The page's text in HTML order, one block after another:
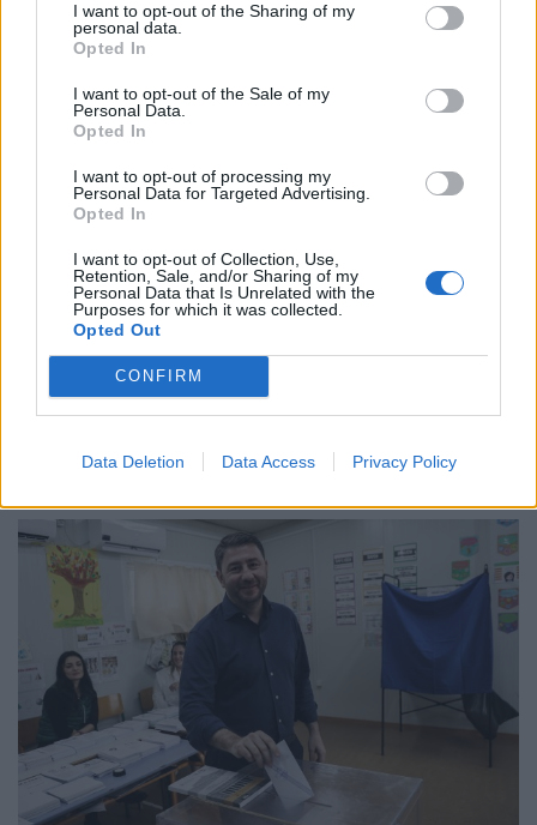
I want to opt-out of the Sharing of my
personal data.
Opted In
I want to opt-out of the Sale of my
Personal Data.
Opted In
I want to opt-out of processing my
Personal Data for Targeted Advertising.
Opted In
I want to opt-out of Collection, Use,
Retention, Sale, and/or Sharing of my
Personal Data that Is Unrelated with the
Purposes for which it was collected.
Opted Out
CONFIRM
Data Deletion Data Access Privacy Policy
«Οι πολίτες να γυρίσουν την πλάτη στην
τοξικότητα, τη διχόνοια και να γυρίσουν την
πλάτη σε όσους περιφρονούν τα πραγματικά
τους προβλήματα», δήλωσε ο ο πρόεδρος του
ΠΑΣΟΚ-ΚΙΝΑΛ.
21.05.2023